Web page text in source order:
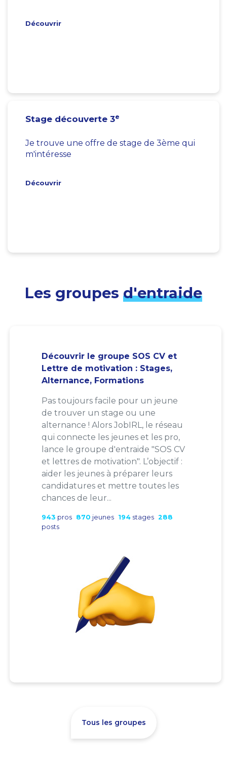
Découvrir
Stage découverte 3e
Je trouve une offre de stage de 3ème qui
m'intéresse
Découvrir
Les groupes d'entraide
Découvrir le groupe SOS CV et
Lettre de motivation : Stages,
Alternance, Formations
Pas toujours facile pour un jeune
de trouver un stage ou une
alternance ! Alors JobIRL, le réseau
qui connecte les jeunes et les pro,
lance le groupe d'entraide "SOS CV
et lettres de motivation". L’objectif :
aider les jeunes à préparer leurs
candidatures et mettre toutes les
chances de leur...
943 pros 870 jeunes 194 stages 288
posts
Tous les groupes